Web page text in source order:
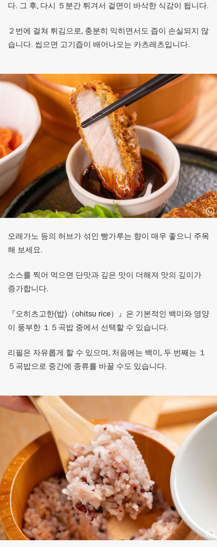
다. 그 후, 다시 ５분간 튀겨서 겉면이 바삭한 식감이 됩니다.
２번에 걸쳐 튀김으로, 충분히 익히면서도 즙이 손실되지 않
습니다. 씹으면 고기즙이 배어나오는 카츠레츠입니다.
오레가노 등의 허브가 섞인 빵가루는 향이 매우 좋으니 주목
해 보세요.
소스를 찍어 먹으면 단맛과 깊은 맛이 더해져 맛의 깊이가
증가합니다.
『오히츠고한(밥)（ohitsu rice）』은 기본적인 백미와 영양
이 풍부한 １５곡밥 중에서 선택할 수 있습니다.
리필은 자유롭게 할 수 있으며, 처음에는 백미, 두 번째는 １
５곡밥으로 중간에 종류를 바꿀 수도 있습니다.